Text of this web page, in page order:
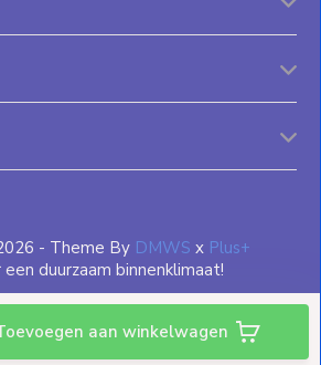
aan winkelwagen
- Theme By DMWS x Plus+
duurzaam binnenklimaat!